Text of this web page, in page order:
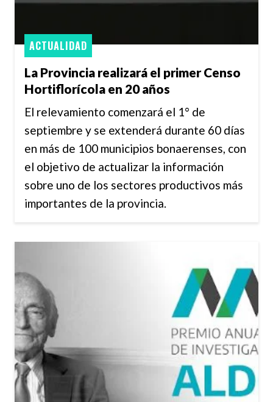
La Provincia realizará el primer Censo
Hortiflorícola en 20 años
ACTUALIDAD
El relevamiento comenzará el 1° de
septiembre y se extenderá durante 60 días
en más de 100 municipios bonaerenses, con
el objetivo de actualizar la información
sobre uno de los sectores productivos más
importantes de la provincia.